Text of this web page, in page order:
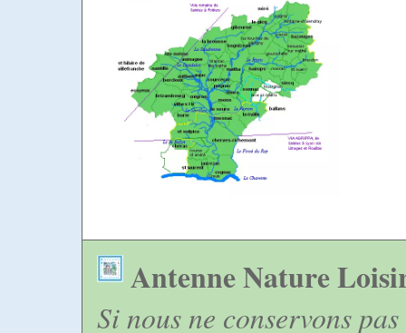
Antenne Nature
Si nous ne conservons